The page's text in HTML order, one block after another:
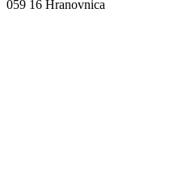
059 16 Hranovnica